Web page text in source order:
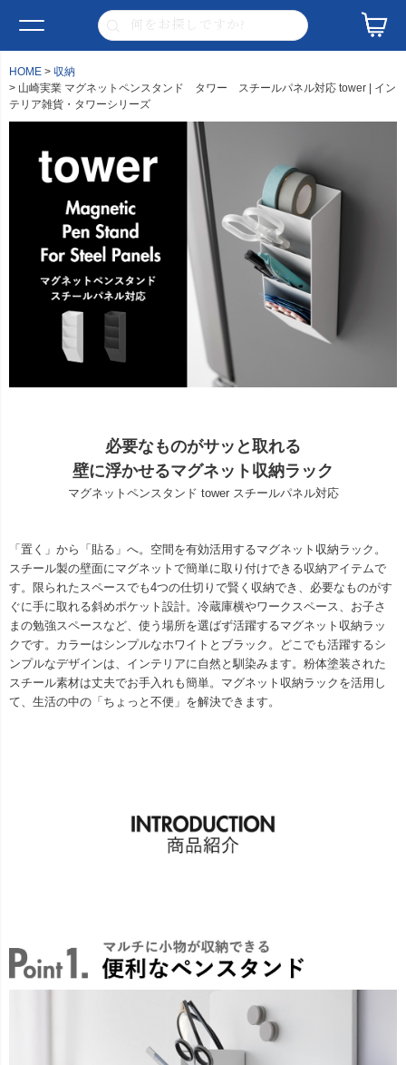
HOME
収納
山崎実業 マグネットペンスタンド タワー スチールパネル対応 tower | イン
テリア雑貨・タワーシリーズ
必要なものがサッと取れる
壁に浮かせるマグネット収納ラック
マグネットペンスタンド tower スチールパネル対応
「置く」から「貼る」へ。空間を有効活用するマグネット収納ラック。
スチール製の壁面にマグネットで簡単に取り付けできる収納アイテムで
す。限られたスペースでも4つの仕切りで賢く収納でき、必要なものがす
ぐに手に取れる斜めポケット設計。冷蔵庫横やワークスペース、お子さ
まの勉強スペースなど、使う場所を選ばず活躍するマグネット収納ラッ
クです。カラーはシンプルなホワイトとブラック。どこでも活躍するシ
ンプルなデザインは、インテリアに自然と馴染みます。粉体塗装された
スチール素材は丈夫でお手入れも簡単。マグネット収納ラックを活用し
て、生活の中の「ちょっと不便」を解決できます。